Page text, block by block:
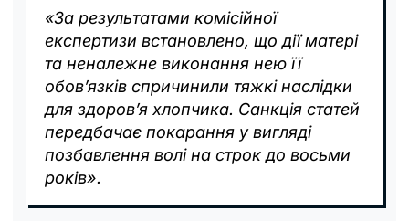
«За результатами комісійної
експертизи встановлено, що дії матері
та неналежне виконання нею її
обов’язків спричинили тяжкі наслідки
для здоров’я хлопчика. Санкція статей
передбачає покарання у вигляді
позбавлення волі на строк до восьми
років».